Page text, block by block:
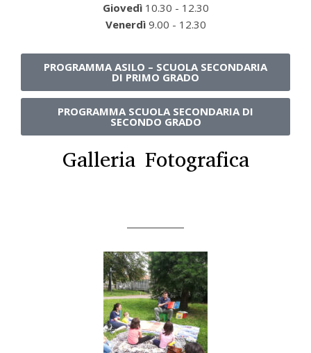
Giovedì 10.30 - 12.30
Venerdì 9.00 - 12.30
PROGRAMMA ASILO – SCUOLA SECONDARIA
DI PRIMO GRADO
PROGRAMMA SCUOLA SECONDARIA DI
SECONDO GRADO
Galleria Fotografica